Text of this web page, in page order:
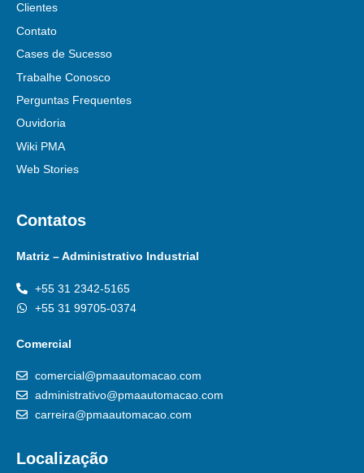
Clientes
Contato
Cases de Sucesso
Trabalhe Conosco
Perguntas Frequentes
Ouvidoria
Wiki PMA
Web Stories
Contatos
Matriz – Administrativo Industrial
+55 31 2342-5165
+55 31 99705-0374
Comercial
comercial@pmaautomacao.com
administrativo@pmaautomacao.com
carreira@pmaautomacao.com
Localização